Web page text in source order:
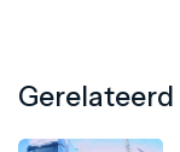
Gerelateerd